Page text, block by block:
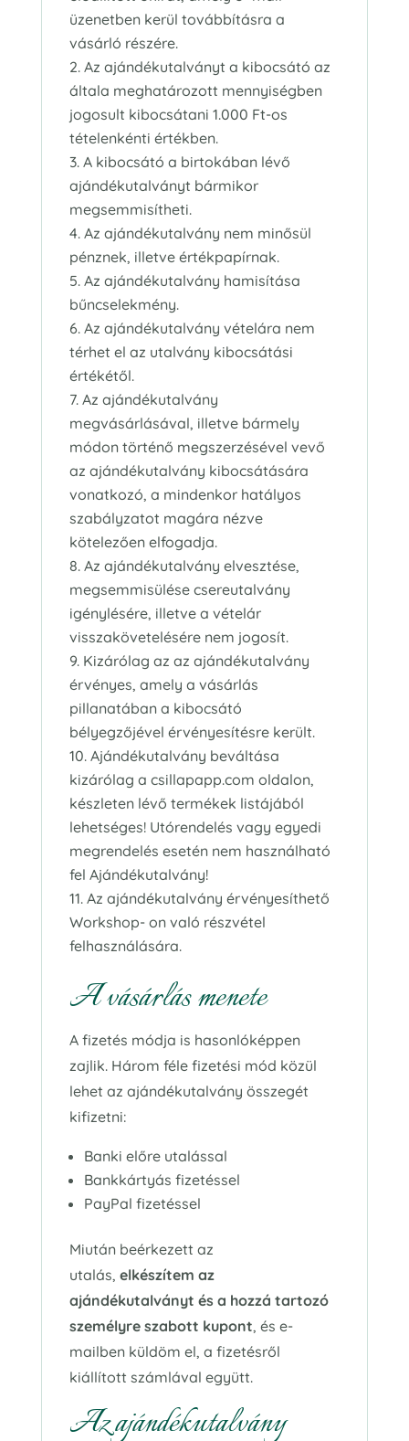
üzenetben kerül továbbításra a
vásárló részére.
Az ajándékutalványt a kibocsátó az
általa meghatározott mennyiségben
jogosult kibocsátani 1.000 Ft-os
tételenkénti értékben.
A kibocsátó a birtokában lévő
ajándékutalványt bármikor
megsemmisítheti.
Az ajándékutalvány nem minősül
pénznek, illetve értékpapírnak.
Az ajándékutalvány hamisítása
bűncselekmény.
Az ajándékutalvány vételára nem
térhet el az utalvány kibocsátási
értékétől.
Az ajándékutalvány
megvásárlásával, illetve bármely
módon történő megszerzésével vevő
az ajándékutalvány kibocsátására
vonatkozó, a mindenkor hatályos
szabályzatot magára nézve
kötelezően elfogadja.
Az ajándékutalvány elvesztése,
megsemmisülése csereutalvány
igénylésére, illetve a vételár
visszakövetelésére nem jogosít.
Kizárólag az az ajándékutalvány
érvényes, amely a vásárlás
pillanatában a kibocsátó
bélyegzőjével érvényesítésre került.
Ajándékutalvány beváltása
kizárólag a csillapapp.com oldalon,
készleten lévő termékek listájából
lehetséges! Utórendelés vagy egyedi
megrendelés esetén nem használható
fel Ajándékutalvány!
Az ajándékutalvány érvényesíthető
Workshop- on való részvétel
felhasználására.
A vásárlás menete
A fizetés módja is hasonlóképpen
zajlik. Három féle fizetési mód közül
lehet az ajándékutalvány összegét
kifizetni:
Banki előre utalással
Bankkártyás fizetéssel
PayPal fizetéssel
Miután beérkezett az
utalás, elkészítem az
ajándékutalványt és a hozzá tartozó
személyre szabott kupont, és e-
mailben küldöm el, a fizetésről
kiállított számlával együtt.
Az ajándékutalvány